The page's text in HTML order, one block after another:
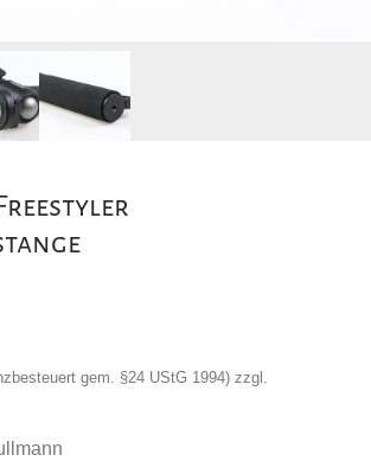
gem. §24 UStG 1994) zzgl.